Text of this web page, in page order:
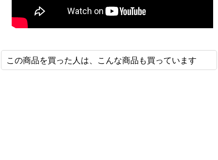
この商品を買った人は、こんな商品も買っています